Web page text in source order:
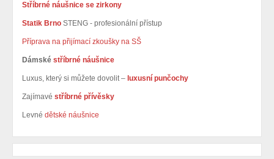
Stříbrné náušnice se zirkony
Statik Brno STENG - profesionální přístup
Příprava na přijímací zkoušky na SŠ
Dámské stříbrné náušnice
Luxus, který si můžete dovolit – luxusní punčochy
Zajímavé stříbrné přívěsky
Levné dětské náušnice